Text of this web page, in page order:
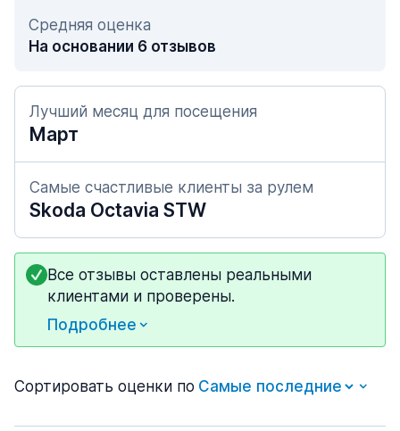
Средняя оценка
На основании 6 отзывов
Лучший месяц для посещения
Март
Самые счастливые клиенты за рулем
Skoda Octavia STW
Все отзывы оставлены реальными
клиентами и проверены.
Подробнее
Сортировать оценки по